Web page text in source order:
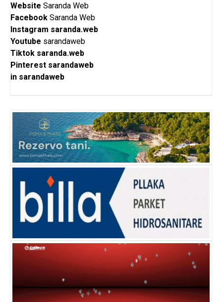
Website Saranda Web
Facebook Saranda Web
Instagram saranda.web
Youtube sarandaweb
Tiktok saranda.web
Pinterest sarandaweb
in sarandaweb